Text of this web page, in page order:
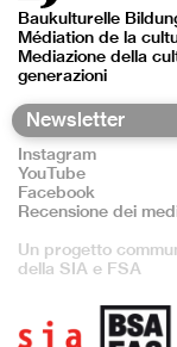
Baukulturelle
Médiation de la
Mediazione della
generazioni
Instagram
YouTube
Facebook
Recensione dei
Un progetto
della SIA e FSA